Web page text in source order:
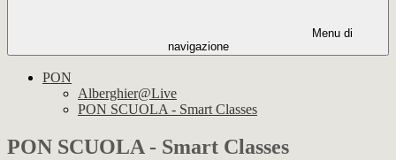
Menu di
navigazione
PON
Alberghier@Live
PON SCUOLA - Smart Classes
PON SCUOLA - Smart Classes